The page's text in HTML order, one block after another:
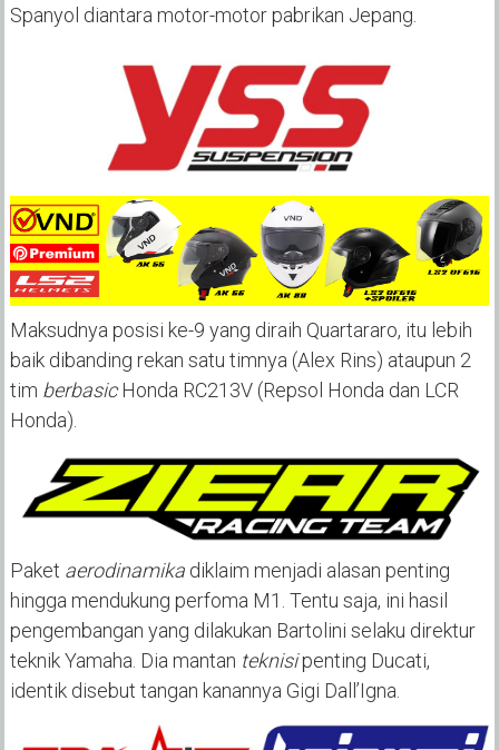
Spanyol diantara motor-motor pabrikan Jepang.
Maksudnya posisi ke-9 yang diraih Quartararo, itu lebih
baik dibanding rekan satu timnya (Alex Rins) ataupun 2
tim berbasicHonda RC213V (Repsol Honda dan LCR
Honda).
Paket aerodinamikadiklaim menjadi alasan penting
hingga mendukung perfoma M1. Tentu saja, ini hasil
pengembangan yang dilakukan Bartolini selaku direktur
teknik Yamaha. Dia mantan teknisipenting Ducati,
identik disebut tangan kanannya Gigi Dall’Igna.